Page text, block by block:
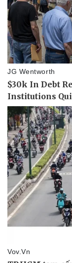
Tư vấn luật